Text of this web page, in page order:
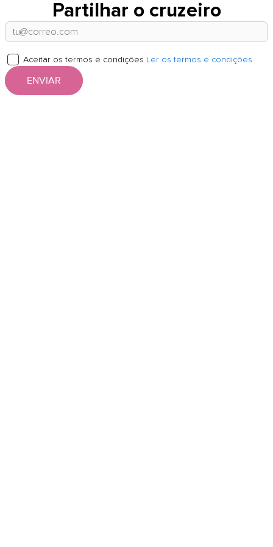
Partilhar o cruzeiro
Aceitar os termos e condições Ler os termos e condições
ENVIAR